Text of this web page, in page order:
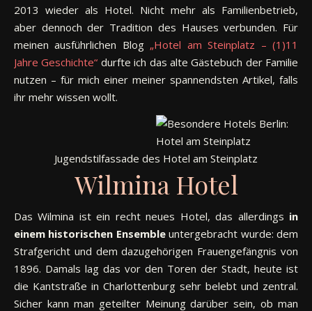
2013 wieder als Hotel. Nicht mehr als Familienbetrieb,
aber dennoch der Tradition des Hauses verbunden. Für
meinen ausführlichen Blog „Hotel am Steinplatz – (1)11
Jahre Geschichte“ durfte ich das alte Gästebuch der Familie
nutzen – für mich einer meiner spannendsten Artikel, falls
ihr mehr wissen wollt.
Jugendstilfassade des Hotel am Steinplatz
Wilmina Hotel
Das Wilmina ist ein recht neues Hotel, das allerdings in
einem historischen Ensembleuntergebracht wurde: dem
Strafgericht und dem dazugehörigen Frauengefängnis von
1896. Damals lag das vor den Toren der Stadt, heute ist
die Kantstraße in Charlottenburg sehr belebt und zentral.
Sicher kann man geteilter Meinung darüber sein, ob man